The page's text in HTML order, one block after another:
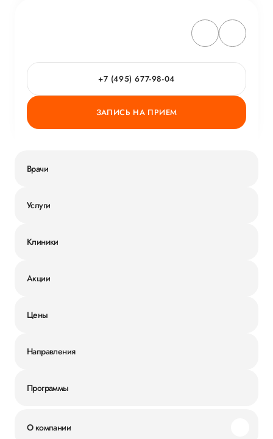
+7 (495) 677-98-04
ЗАПИСЬ НА ПРИЕМ
Врачи
Услуги
Клиники
Акции
Цены
Направления
Программы
О компании